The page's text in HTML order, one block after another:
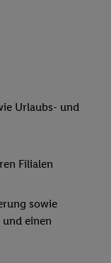
Urlaubs- und
Filialen
sowie
einen